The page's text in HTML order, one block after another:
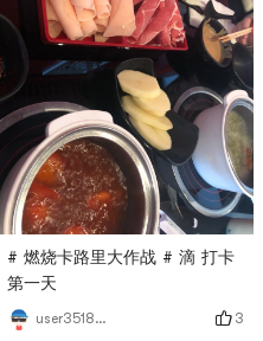
# 燃烧卡路里大作战 # 滴 打卡
第一天
user3518519331 3